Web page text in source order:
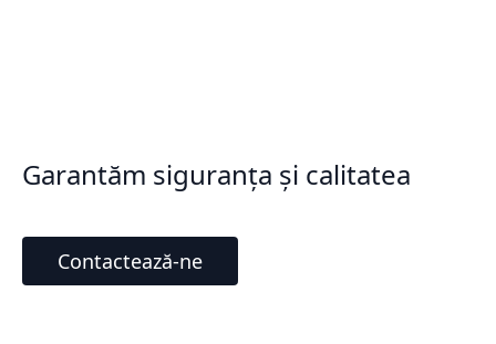
Garantăm siguranța și calitatea
Contactează-ne